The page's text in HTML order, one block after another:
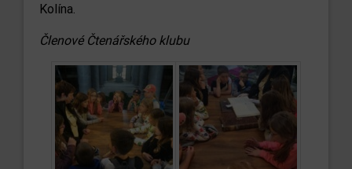
Kolína.
Členové Čtenářského klubu